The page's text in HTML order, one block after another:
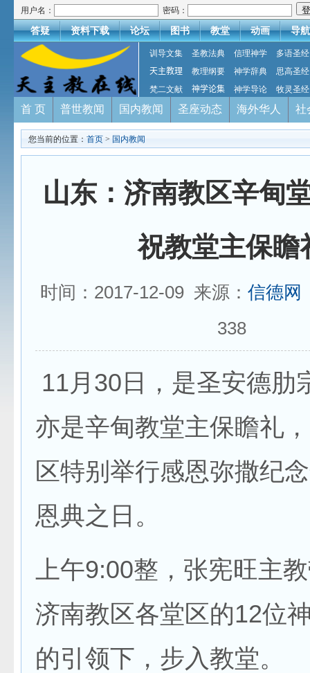
用户名： 密码：
答疑 资料下载 论坛 图书 教堂 动画 导航
训导文集 圣教法典 信理神学
多语圣经
天主教理
教理纲要 神学辞典
思高圣经
梵二文献
神学论集 神学导论 牧灵圣经
首 页 普世教闻 国内教闻 圣座动态 海外华人 社
您当前的位置： 首页 > 国内教闻
山东：济南教区辛甸
祝教堂主保瞻
时间：2017-12-09 来源： 信德网
338
11月30日，是圣安德肋
亦是辛甸教堂主保瞻礼
区特别举行感恩弥撒纪
恩典之日。
上午9:00整，张宪旺主
济南教区各堂区的12位
的引领下，步入教堂。